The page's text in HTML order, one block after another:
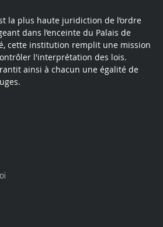
la plus haute juridiction de l’ordre
dans l’enceinte du Palais de
cette institution remplit une mission
l'interprétation des lois.
ainsi à chacun une égalité de